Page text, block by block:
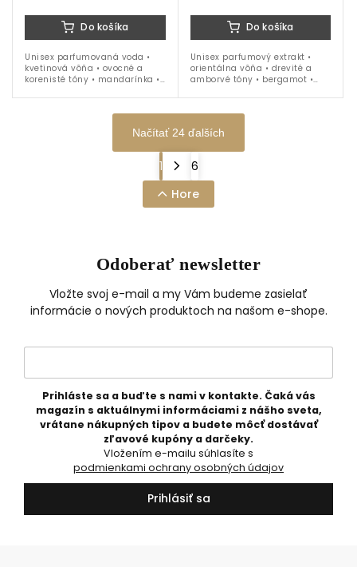
Do košíka
Unisex parfumovaná voda •
kvetinová vôňa • ovocné a
korenisté tóny • mandarínka •
kašmeran • pačuli • ideálna
na celoročné nosenie
Do košíka
Unisex parfumový extrakt •
orientálna vôňa • drevité a
amborvé tóny • bergamot •
vanilka • šafrán • labdanum •
pačuli • ideálna na celoročné
Načítať 24 ďalších
1
6
Hore
Odoberať newsletter
Vložte svoj e-mail a my Vám budeme zasielať
informácie o nových produktoch na našom e-shope.
Prihláste sa a buďte s nami v kontakte. Čaká vás
magazín s aktuálnymi informáciami z nášho sveta,
vrátane nákupných tipov a budete môcť dostávať
zľavové kupóny a darčeky.
podmienkami ochrany osobných údajov
Prihlásiť sa